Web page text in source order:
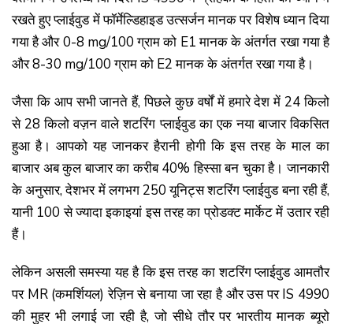
रखते हुए प्लाईवुड में फॉर्मेल्डिहाइड उत्सर्जन मानक पर विशेष ध्यान दिया
गया है और 0-8 mg/100 ग्राम को E1 मानक के अंतर्गत रखा गया है
और 8-30 mg/100 ग्राम को E2 मानक के अंतर्गत रखा गया है।
जैसा कि आप सभी जानते हैं, पिछले कुछ वर्षों में हमारे देश में 24 किलो
से 28 किलो वज़न वाले शटरिंग प्लाईवुड का एक नया बाजार विकसित
हुआ है। आपको यह जानकर हैरानी होगी कि इस तरह के माल का
बाजार अब कुल बाजार का करीब 40% हिस्सा बन चुका है। जानकारी
के अनुसार, देशभर में लगभग 250 यूनिट्स शटरिंग प्लाईवुड बना रही हैं,
यानी 100 से ज्यादा इकाइयां इस तरह का प्रोडक्ट मार्केट में उतार रही
हैं।
लेकिन असली समस्या यह है कि इस तरह का शटरिंग प्लाईवुड आमतौर
पर MR (कमर्शियल) रेज़िन से बनाया जा रहा है और उस पर IS 4990
की मुहर भी लगाई जा रही है, जो सीधे तौर पर भारतीय मानक ब्यूरो